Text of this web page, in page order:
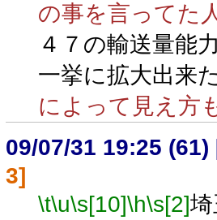
の事を言ってた
４７の輸送量能
一挙に拡大出来
によって見え方
09/07/31 19:25 (61)
3]
\t\u\s[10]\h\s[2]